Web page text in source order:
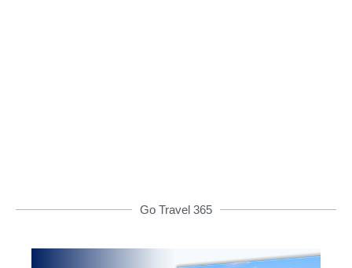
Go Travel 365